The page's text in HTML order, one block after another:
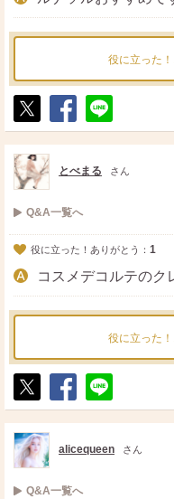
役に立った！
ポ
ス
ト
シ
ェ
送
る
とべまる さん
Q&A一覧へ
役に立った！ありがとう： 1
コスメデコルテのク
役に立った！
ポ
ス
ト
シ
ェ
送
る
alicequeen さん
Q&A一覧へ